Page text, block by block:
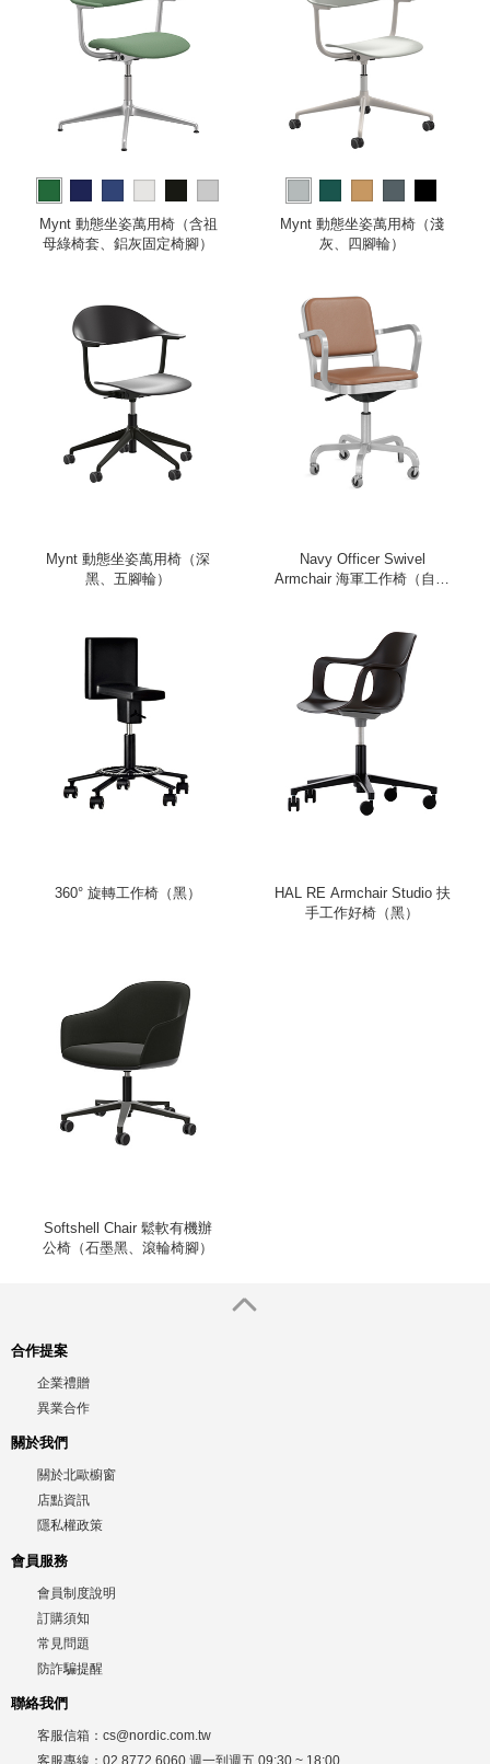
more
Mynt 動態坐姿萬用椅（含祖
母綠椅套、鋁灰固定椅腳）
Mynt 動態坐姿萬用椅（淺
灰、四腳輪）
Mynt 動態坐姿萬用椅（深
黑、五腳輪）
Navy Officer Swivel
Armchair 海軍工作椅（自然
360° 旋轉工作椅（黑）
HAL RE Armchair Studio 扶
手工作好椅（黑）
Softshell Chair 鬆軟有機辦
公椅（石墨黑、滾輪椅腳）
合作提案
企業禮贈
異業合作
關於我們
關於北歐櫥窗
店點資訊
隱私權政策
會員服務
會員制度說明
訂購須知
常見問題
防詐騙提醒
聯絡我們
客服信箱： cs@nordic.com.tw
客服專線： 02 8772 6060 週一到週五 09:30 ~ 18:00